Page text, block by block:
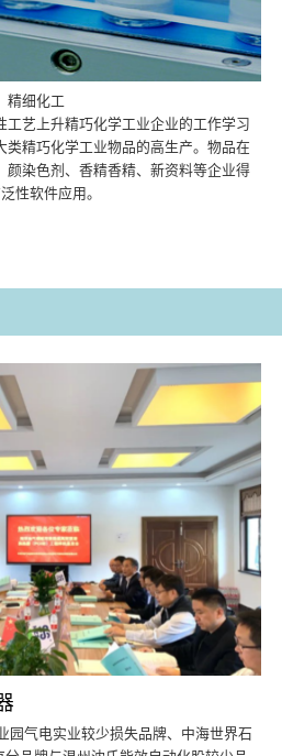
精细化工
工艺上升精巧化学工业企业的工作学习
类精巧化学工业物品的高生产。物品在
颜染色剂、香精香精、新资料等企业得
性软件应用。
园气电实业较少损失品牌、中海世界石